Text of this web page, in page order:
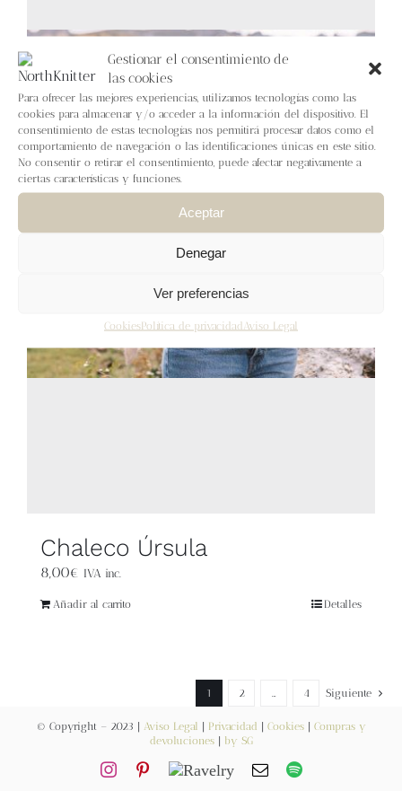
Gestionar el consentimiento de
las cookies
Para ofrecer las mejores experiencias, utilizamos tecnologías como las
cookies para almacenar y/o acceder a la información del dispositivo. El
consentimiento de estas tecnologías nos permitirá procesar datos como el
comportamiento de navegación o las identificaciones únicas en este sitio.
No consentir o retirar el consentimiento, puede afectar negativamente a
ciertas características y funciones.
Aceptar
Denegar
Ver preferencias
CookiesPolítica de privacidad Aviso Legal
Newsletter
Carrito
Mi cuenta
Chaleco Úrsula
8,00€ IVA inc.
Añadir al carrito Detalles
1 2 4 Siguiente
© Copyright – 2023 | Aviso Legal | Privacidad | Cookies| Compras y
devoluciones| by SG